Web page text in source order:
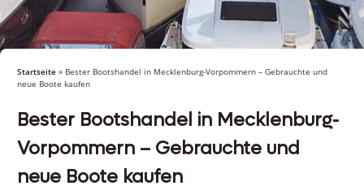
Startseite » Bester Bootshandel in Mecklenburg-Vorpommern – Gebrauchte und
neue Boote kaufen
Bester Bootshandel in Mecklenburg-
Vorpommern – Gebrauchte und
neue Boote kaufen